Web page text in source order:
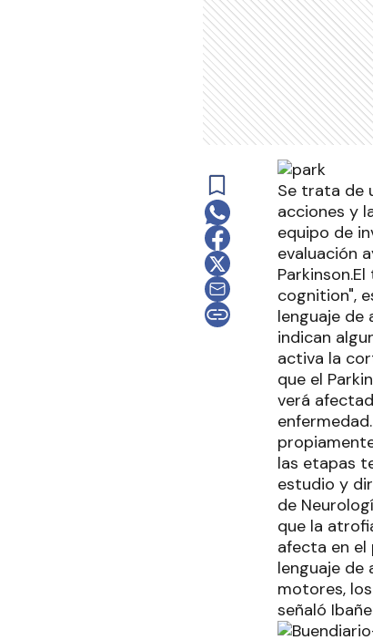
Se trata de
acciones y
equipo de
evaluación
cognition",
lenguaje de
indican
activa la
que el
verá
las etapas
estudio y
de
que la
afecta en el
lenguaje
motores,
señaló